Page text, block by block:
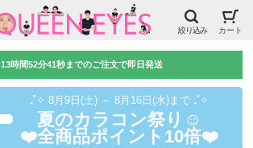
絞り込み カート
13時間52分40秒までのご注文で即日発送
₊˚✧ 8月9日(土) ～ 8月16日(水)まで ₊˚✧
夏のカラコン祭り☺️
❤️全商品ポイント10倍❤️